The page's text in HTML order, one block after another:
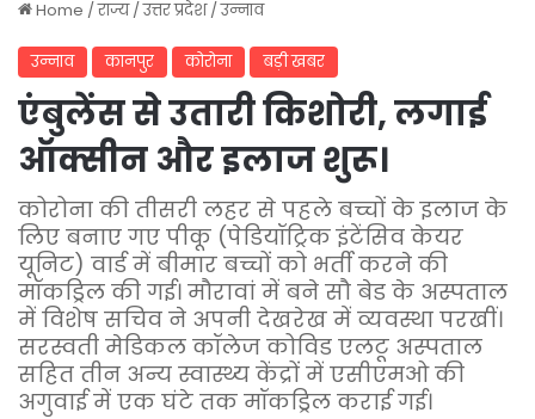
Home / राज्य / उत्तर प्रदेश / उन्नाव
उन्नाव कानपुर कोरोना बड़ी खबर
एंबुलेंस से उतारी किशोरी, लगाई
ऑक्सीन और इलाज शुरू।
कोरोना की तीसरी लहर से पहले बच्चों के इलाज के
लिए बनाए गए पीकू (पेडियॉट्रिक इंटेंसिव केयर
यूनिट) वार्ड में बीमार बच्चों को भर्ती करने की
मॉकड्रिल की गई। मौरावां में बने सौ बेड के अस्पताल
में विशेष सचिव ने अपनी देखरेख में व्यवस्था परखीं।
सरस्वती मेडिकल कॉलेज कोविड एलटू अस्पताल
सहित तीन अन्य स्वास्थ्य केंद्रों में एसीएमओ की
अगुवाई में एक घंटे तक मॉकड्रिल कराई गई।